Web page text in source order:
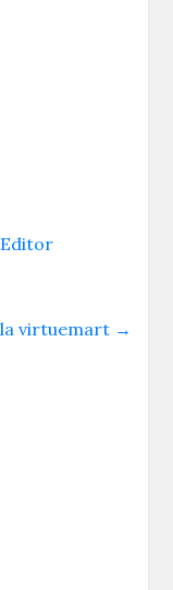
virtuemart →